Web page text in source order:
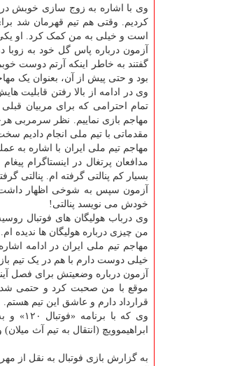
وی با اشاره به زوج سازی خوبش در
کردیم. وقتی هم تیم قهرمان شد
است و خیلی به من کمک کرد. او
آزمون درباره پاس گل خود به
گفتند به خاطر اینکه آرتم دوست
بود و حتی پیش از آن، بعنوان یک
وی در ادامه از بالا رفتن قابلیت
تمام احترامی که برای مربیان
مهاجم بازی نماییم. نظر سرمربی
مقدماتی با تیم ملی انجام دادیم
مهاجم تیم ملی ایران با اشاره به
مدافعان پرتغال در اینستاگرام
بسیار کم پنالتی گرفته ام.
خودش می نویسد پنالتی!
وی درباب هولیگان های فوتبال
من چیزی درباره هولیگان ها ندیده ام.
مهاجم تیم ملی ایران در ادامه
خیلی دوست دارم با هم در یک تیم
آزمون درباره وضعیتش برای فصل
موقع با من صحبت کرد و حتمی شد
قرارداد دارم و عاشق این تیم هستم.
وی که
ابراهیموویچ (انتقال به تیم آث
به گزارش بازی فوتبال به نقل از